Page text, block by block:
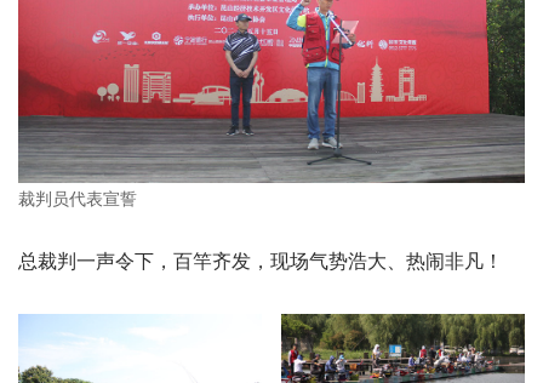
裁判员代表宣誓
总裁判一声令下，百竿齐发，现场气势浩大、热闹非凡！